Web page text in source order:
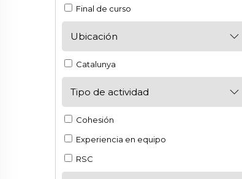
Final de curso
Ubicación
Catalunya
Tipo de actividad
Cohesión
Experiencia en equipo
RSC